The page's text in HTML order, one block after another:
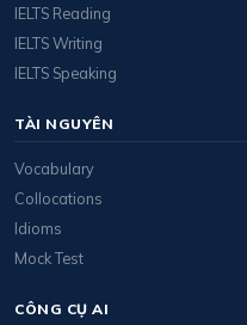
IELTS Reading
IELTS Writing
IELTS Speaking
TÀI NGUYÊN
Vocabulary
Collocations
Idioms
Mock Test
CÔNG CỤ AI